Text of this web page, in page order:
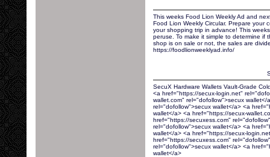
This weeks Food Lion Weekly Ad and
Food Lion Weekly Circular. Prepare your
your shopping trip in advance! This
peruse. To make it simple to determine if
shop is on sale or not, the sales are
https://foodlionweeklyad.info/
SecuX Hardware Wallets Vault-Grade
<a href="https://secux-login.net"
wallet.com" rel="dofollow">secux
rel="dofollow">secux wallet</a> <a
wallet</a> <a href="https://secux-
href="https://secuxess.com"
rel="dofollow">secux wallet</a> <a
wallet</a> <a href="https://secux-
href="https://secuxess.com"
rel="dofollow">secux wallet</a> <a
wallet</a>